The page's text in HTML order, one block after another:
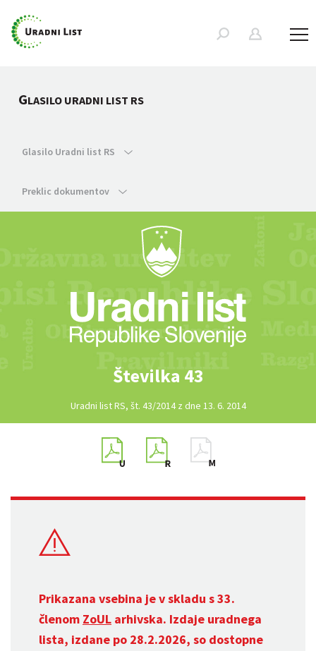
GLASILO URADNI LIST RS
Glasilo Uradni list RS
Preklic dokumentov
Številka 43
Uradni list RS, št. 43/2014 z dne 13. 6. 2014
Prikazana vsebina je v skladu s 33.
členom ZoUL arhivska. Izdaje uradnega
lista, izdane po 28.2.2026, so dostopne